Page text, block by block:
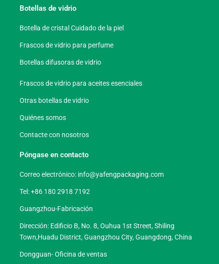
Botellas de vidrio
Botella de cristal Cuidado de la piel
Frascos de vidrio para perfume
Botellas difusoras de vidrio
Frascos de vidrio para aceites esenciales
Otras botellas de vidrio
Quiénes somos
Contacte con nosotros
Póngase en contacto
Correo electrónico: info@yafengpackaging.com
Tel: +86 180 2918 7192
Guangzhou-Fabricación
Dirección: Edificio B, No. 8, Ouhua 1st Street, Shiling
Town,Huadu District, Guangzhou City, Guangdong, China
Dongguan- Oficina de ventas